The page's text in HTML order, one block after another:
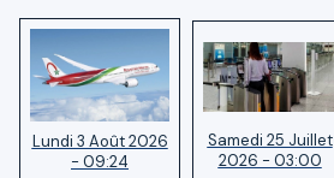
Lundi 3 Août 2026
- 09:24
Samedi 25 Juillet
2026 - 03:00